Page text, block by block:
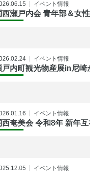
西瀬戸内会 青年部＆女
イベント情報
戸内町観光物産展in尼崎
イベント情報
西奄美会 令和8年 新年
イベント情報
イベント情報